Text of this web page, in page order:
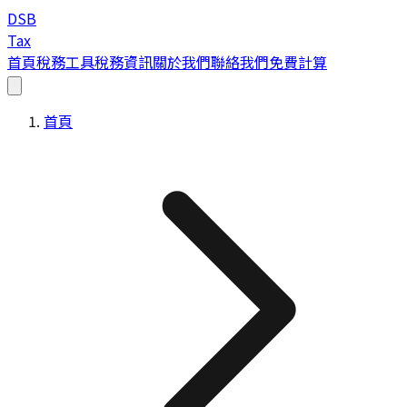
DSB
Tax
首頁稅務工具稅務資訊關於我們聯絡我們免費計算
首頁